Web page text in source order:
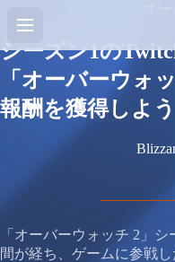
オ
シーズン1の
「オーバーウォ
報酬を獲得しよう
「オーバーウォッチ 2」
間が経ち、ゲームに参戦